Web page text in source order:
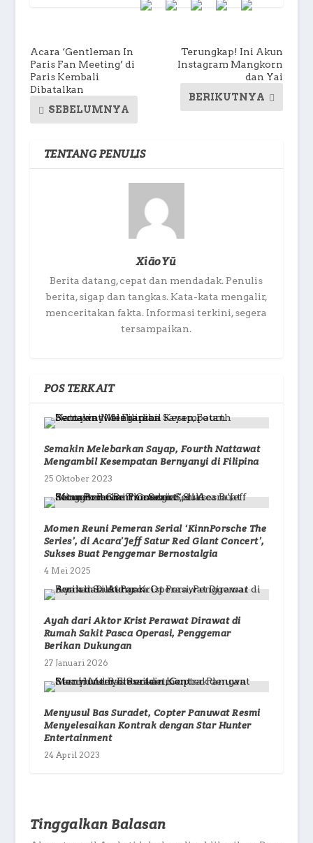
Acara ‘Gentleman In
Paris Fan Meeting’ di
Paris Kembali
Dibatalkan
SEBELUMNYA
Terungkap! Ini Akun
Instagram Mangkorn
dan Yai
BERIKUTNYA
TENTANG PENULIS
XiāoYū
Berita datang, cepat dan mendadak. Penulis
berita, sigap dan tangkas. Kata-kata mengalir,
menceritakan fakta. Informasi terkini, segera
tersampaikan.
POS TERKAIT
Semakin Melebarkan Sayap, Fourth Nattawat
Mengambil Kesempatan Bernyanyi di Filipina
25 Oktober 2023
Momen Reuni Pemeran Serial ‘KinnPorsche The
Series’, di Acara’Jeff Satur Red Giant Concert’,
Sukses Buat Penggemar Bernostalgia
4 Mei 2025
Ayah dari Aktor Krist Perawat Dirawat di
Rumah Sakit Pasca Operasi, Penggemar
Berikan Dukungan
27 Januari 2026
Menyusul Bas Suradet, Copter Panuwat Resmi
Menyelesaikan Kontrak dengan Star Hunter
Entertainment
24 April 2023
Tinggalkan Balasan